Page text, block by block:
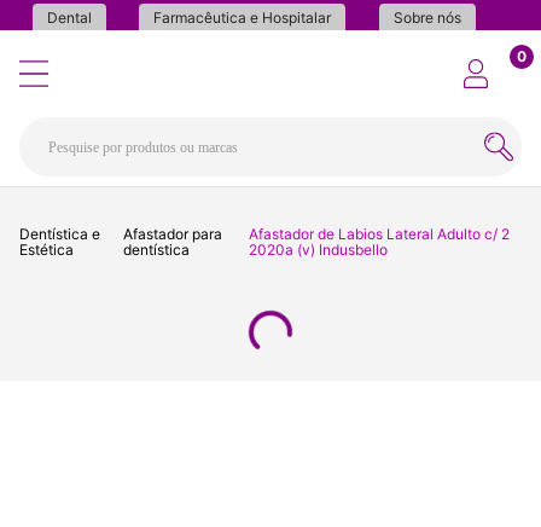
Dental Farmacêutica e Hospitalar Sobre nós
0
Dentística e
Estética
Afastador para
dentística
Afastador de Labios Lateral Adulto c/ 2
2020a (v) Indusbello